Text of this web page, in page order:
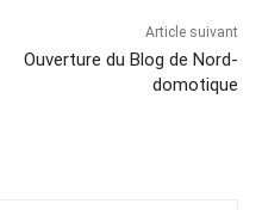
Article suivant
Ouverture du Blog de Nord-
domotique